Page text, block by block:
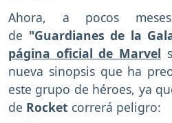
Ahora, a pocos
de "Guardianes de la
página oficial de Marvel
nueva sinopsis que ha
este grupo de héroes, ya
de Rocket correrá peligro: